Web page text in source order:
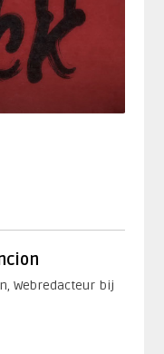
Webredacteur bij